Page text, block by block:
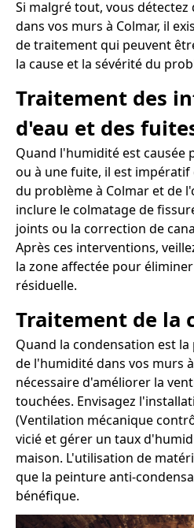
Si malgré tout, vous
dans vos murs à Colmar, il
de traitement qui peuvent
la cause et la sévérité du
Traitement des
d'eau et des
Quand l'humidité est causée
ou à une fuite, il est impératif
du problème à Colmar et de
inclure le colmatage de
joints ou la correction de
Après ces interventions,
la zone affectée pour
résiduelle.
Traitement de la
Quand la condensation est
de l'humidité dans vos murs
nécessaire d'améliorer la
touchées. Envisagez
(Ventilation mécanique
vicié et gérer un taux
maison. L'utilisation de
que la peinture anti-
bénéfique.